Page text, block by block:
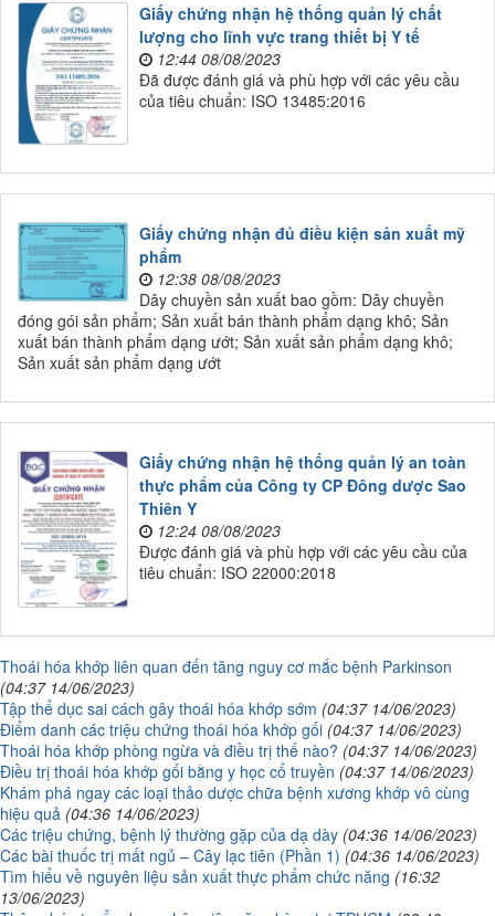
Giấy chứng nhận hệ thống quản lý chất
lượng cho lĩnh vực trang thiết bị Y tế
12:44 08/08/2023
Đã được đánh giá và phù hợp với các yêu cầu
của tiêu chuẩn: ISO 13485:2016
Giấy chứng nhận đủ điều kiện sản xuất mỹ
phẩm
12:38 08/08/2023
Dây chuyền sản xuất bao gồm: Dây chuyền
đóng gói sản phẩm; Sản xuất bán thành phẩm dạng khô; Sản
xuất bán thành phẩm dạng ướt; Sản xuất sản phẩm dạng khô;
Sản xuất sản phẩm dạng ướt
Giấy chứng nhận hệ thống quản lý an toàn
thực phẩm của Công ty CP Đông dược Sao
Thiên Y
12:24 08/08/2023
Được đánh giá và phù hợp với các yêu cầu của
tiêu chuẩn: ISO 22000:2018
Thoái hóa khớp liên quan đến tăng nguy cơ mắc bệnh Parkinson
(04:37 14/06/2023)
Tập thể dục sai cách gây thoái hóa khớp sớm (04:37 14/06/2023)
Điểm danh các triệu chứng thoái hóa khớp gối (04:37 14/06/2023)
Thoái hóa khớp phòng ngừa và điều trị thế nào? (04:37 14/06/2023)
Điều trị thoái hóa khớp gối bằng y học cổ truyền (04:37 14/06/2023)
Khám phá ngay các loại thảo dược chữa bệnh xương khớp vô cùng
hiệu quả (04:36 14/06/2023)
Các triệu chứng, bệnh lý thường gặp của dạ dày (04:36 14/06/2023)
Các bài thuốc trị mất ngủ – Cây lạc tiên (Phần 1) (04:36 14/06/2023)
Tìm hiểu về nguyên liệu sản xuất thực phẩm chức năng (16:32
13/06/2023)